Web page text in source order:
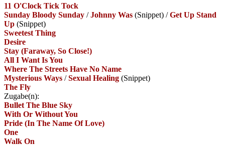
11 O'Clock Tick Tock
Sunday Bloody Sunday /Johnny Was (Snippet) /Get Up Stand
Up (Snippet)
Sweetest Thing
Desire
Stay (Faraway, So Close!)
All I Want Is You
Where The Streets Have No Name
Mysterious Ways /Sexual Healing (Snippet)
The Fly
Zugabe(n):
Bullet The Blue Sky
With Or Without You
Pride (In The Name Of Love)
One
Walk On